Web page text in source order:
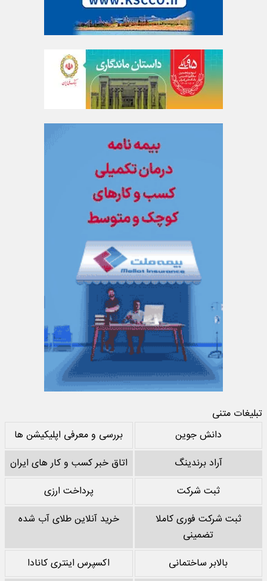
تبلیغات متنی
دانش جوین
بررسی و معرفی اپلیکیشن ها
آراد برندینگ
اتاق خبر کسب و کار های ایران
ثبت شرکت
پرداخت ارزی
ثبت شرکت فوری کاملا
تضمینی
خرید آنلاین طلای آب شده
بالابر ساختمانی اکسپرس اینتری کانادا